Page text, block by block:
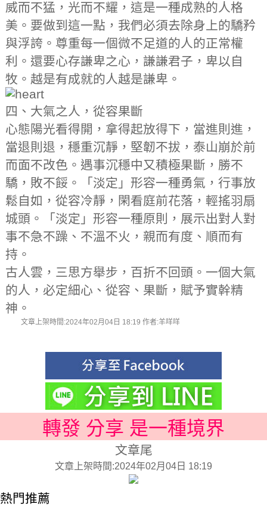
威而不猛，光而不耀，這是一種成熟的人格
美。要做到這一點，我們必須去除身上的驕矜
與浮誇。尊重每一個微不足道的人的正常權
利。還要心存謙卑之心，謙謙君子，卑以自
牧。越是有成就的人越是謙卑。
四、大氣之人，從容果斷
心態陽光看得開，拿得起放得下，當進則進，
當退則退，穩重沉靜，堅韌不拔，泰山崩於前
而面不改色。遇事沉穩中又積極果斷，勝不
驕，敗不餒。「淡定」形容一種勇氣，行事放
鬆自如，從容冷靜，閑看庭前花落，輕搖羽扇
城頭。「淡定」形容一種原則，展示出對人對
事不急不躁、不溫不火，親而有度、順而有
持。
古人雲，三思方舉步，百折不回頭。一個大氣
的人，必定細心、從容、果斷，賦予實幹精
神。
文章上架時間:2024年02月04日 18:19 作者:羊咩咩
轉發 分享 是一種境界
文章尾
文章上架時間:2024年02月04日 18:19
熱門推薦